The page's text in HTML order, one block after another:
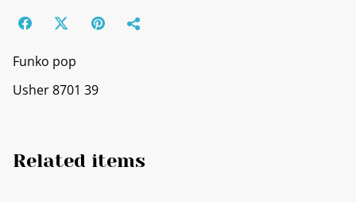
Funko pop
Usher 8701 39
Related items